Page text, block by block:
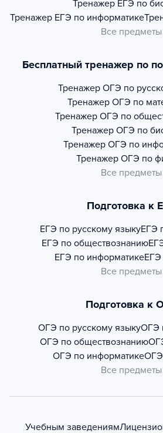
Тренажер ЕГЭ по
Тренажер ЕГЭ по информатике
Все предметы
Бесплатный тренажер по
Тренажер ОГЭ по
Тренажер ОГЭ по
Тренажер ОГЭ по
Тренажер ОГЭ по
Тренажер ОГЭ по
Тренажер ОГЭ по
Все предметы
Подготовка к
ЕГЭ по русскому языкуЕГЭ
ЕГЭ по обществознанию
ЕГЭ по информатикеЕГЭ
Все предметы
Подготовка к
ОГЭ по русскому языкуОГЭ
ОГЭ по обществознанию
ОГЭ по информатикеОГЭ
Все предметы
Учебным заведениям